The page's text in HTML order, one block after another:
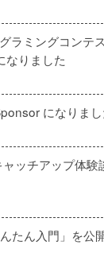
ラミングコンテ
なりました
になりまし
ャッチアップ体験
たん入門」を公